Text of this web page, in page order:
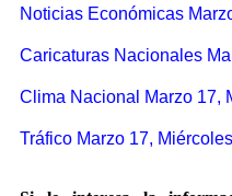
Noticias Económicas
Caricaturas Nacionales
Clima Nacional Marzo 17,
Tráfico Marzo 17, Miércoles